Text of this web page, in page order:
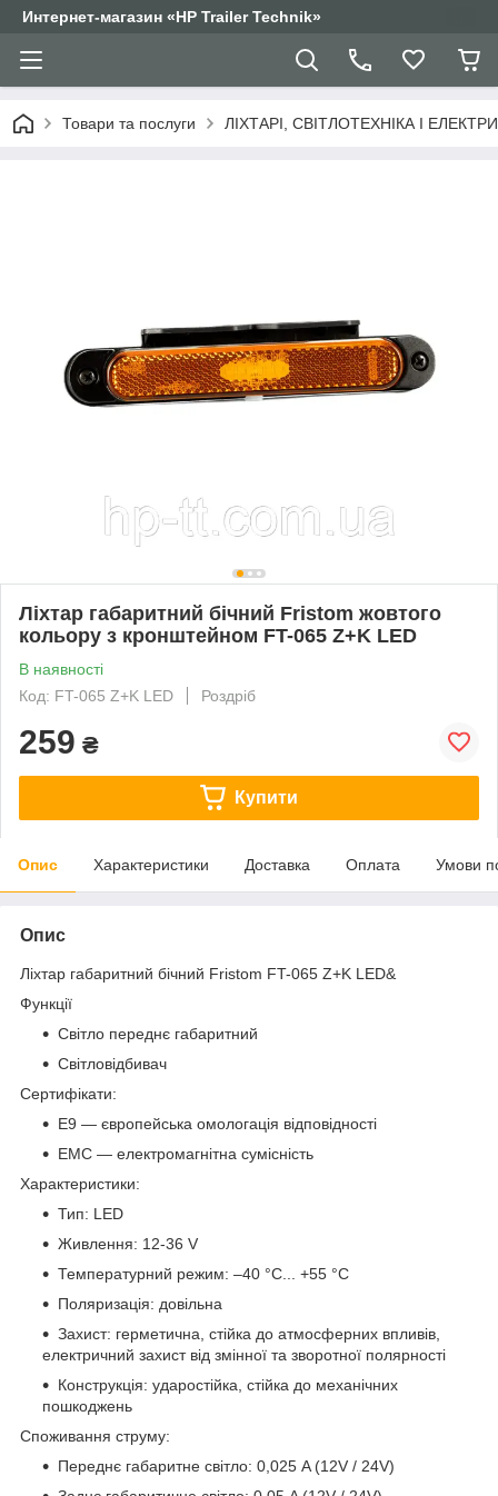
Интернет-магазин «HP Trailer Technik»
Товари та послуги ЛІХТАРІ, СВІТЛОТЕХНІКА І
Ліхтар габаритний бічний Fristom жовтого
кольору з кронштейном FT-065 Z+K LED
В наявності
Код: FT-065 Z+K LED
Роздріб
259 ₴
Купити
Опис Характеристики Доставка Оплата Умови
Опис
Ліхтар габаритний бічний Fristom FT-065 Z+K LED&
Функції
Світло переднє габаритний
Світловідбивач
Сертифікати:
E9 — європейська омологація відповідності
EMC — електромагнітна сумісність
Характеристики:
Тип: LED
Живлення: 12-36 V
Температурний режим: –40 °C... +55 °C
Поляризація: довільна
Захист: герметична, стійка до атмосферних впливів,
електричний захист від змінної та зворотної полярності
Конструкція: ударостійка, стійка до механічних
пошкоджень
Споживання струму:
Переднє габаритне світло: 0,025 A (12V / 24V)